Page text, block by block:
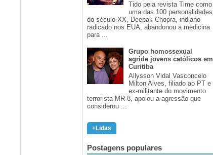
Tido pela revista Time como
uma das 100 personalidades
do século XX, Deepak Chopra, indiano
radicado nos EUA, abandonou a medicina
para ...
Grupo homossexual
agride jovens católicos em
Curitiba
Allysson Vidal Vasconcelo
Milton Alves, filiado ao PT e
ex-militante do movimento
terrorista MR-8, apoiou a agressão que
considerou ...
+Lidas
Postagens populares